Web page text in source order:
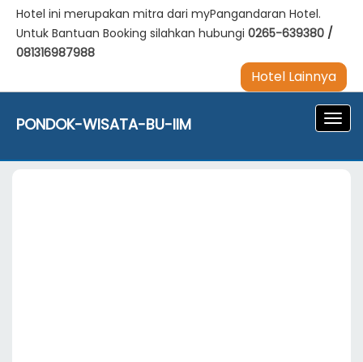
Hotel ini merupakan mitra dari myPangandaran Hotel.
Untuk Bantuan Booking silahkan hubungi 0265-639380 /
081316987988
Hotel Lainnya
PONDOK-WISATA-BU-IIM